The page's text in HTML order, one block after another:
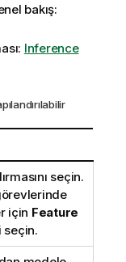
bakış:
Inference
seçin.
için Feature